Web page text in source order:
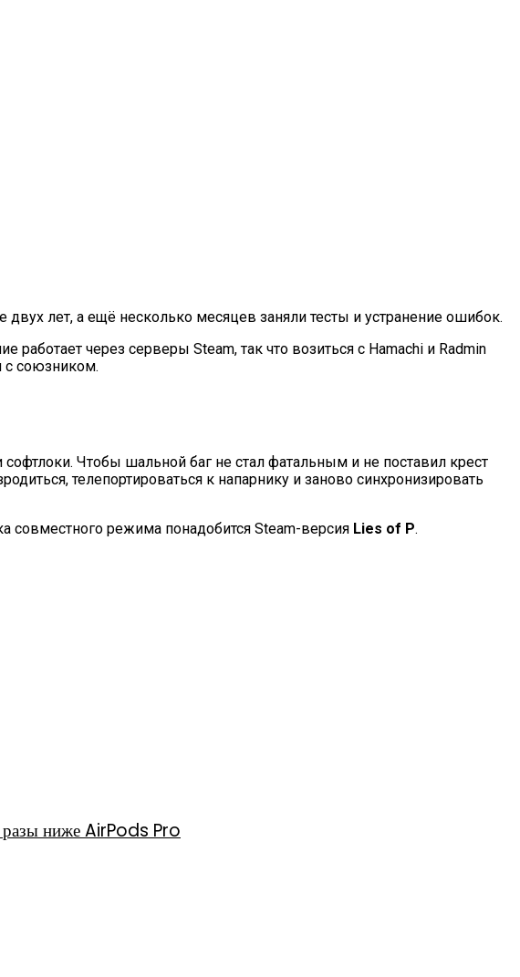
лет, а ещё несколько месяцев заняли тесты и устранение ошибок.
через серверы Steam, так что возиться с Hamachi и Radmin
с союзником.
Чтобы шальной баг не стал фатальным и не поставил крест
телепортироваться к напарнику и заново синхронизировать
совместного режима понадобится Steam-версия Lies of P.
ниже AirPods Pro